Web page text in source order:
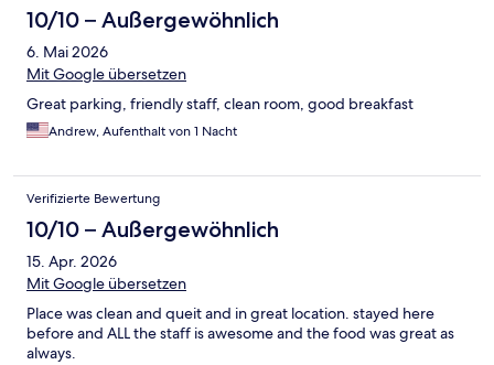
10/10 – Außergewöhnlich
6. Mai 2026
Mit Google übersetzen
Great parking, friendly staff, clean room, good breakfast
Andrew, Aufenthalt von 1 Nacht
Verifizierte Bewertung
10/10 – Außergewöhnlich
15. Apr. 2026
Mit Google übersetzen
Place was clean and queit and in great location. stayed here
before and ALL the staff is awesome and the food was great as
always.